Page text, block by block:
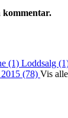
kommentar.
(1) Loddsalg
(78) Vis alle